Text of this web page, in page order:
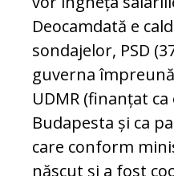
Deocamdată e
sondajelor, PSD
guverna
UDMR (finanțat
Budapesta și ca
care conform
născut și a fost